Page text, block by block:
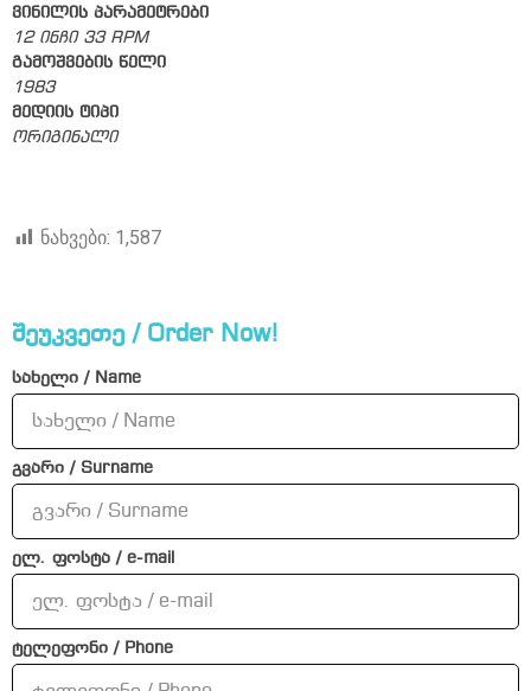
ვინილის პარამეტრები
12 ინჩი 33 RPM
გამოშვების წელი
1983
მედიის ტიპი
ორიგინალი
ნახვები: 1,587
შეუკვეთე / Order Now!
სახელი / Name
გვარი / Surname
ელ. ფოსტა / e-mail
ტელეფონი / Phone